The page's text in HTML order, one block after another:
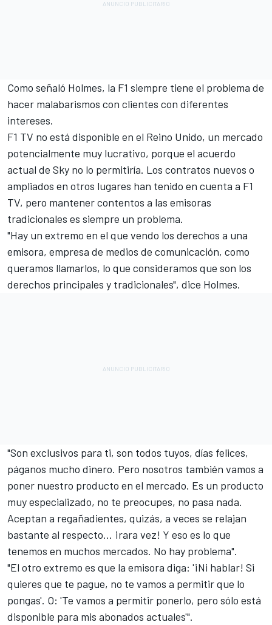
Como señaló Holmes, la F1 siempre tiene el problema de
hacer malabarismos con clientes con diferentes
intereses.
F1 TV no está disponible en el Reino Unido, un mercado
potencialmente muy lucrativo, porque el acuerdo
actual de Sky no lo permitiría. Los contratos nuevos o
ampliados en otros lugares han tenido en cuenta a F1
TV, pero mantener contentos a las emisoras
tradicionales es siempre un problema.
"Hay un extremo en el que vendo los derechos a una
emisora, empresa de medios de comunicación, como
queramos llamarlos, lo que consideramos que son los
derechos principales y tradicionales", dice Holmes.
"Son exclusivos para ti, son todos tuyos, días felices,
páganos mucho dinero. Pero nosotros también vamos a
poner nuestro producto en el mercado. Es un producto
muy especializado, no te preocupes, no pasa nada.
Aceptan a regañadientes, quizás, a veces se relajan
bastante al respecto... ¡rara vez! Y eso es lo que
tenemos en muchos mercados. No hay problema".
"El otro extremo es que la emisora diga: '¡Ni hablar! Si
quieres que te pague, no te vamos a permitir que lo
pongas'. O: 'Te vamos a permitir ponerlo, pero sólo está
disponible para mis abonados actuales'".